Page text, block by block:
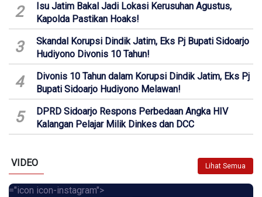
2
Isu Jatim Bakal Jadi Lokasi Kerusuhan Agustus,
Kapolda Pastikan Hoaks!
3
Skandal Korupsi Dindik Jatim, Eks Pj Bupati Sidoarjo
Hudiyono Divonis 10 Tahun!
4
Divonis 10 Tahun dalam Korupsi Dindik Jatim, Eks Pj
Bupati Sidoarjo Hudiyono Melawan!
5
DPRD Sidoarjo Respons Perbedaan Angka HIV
Kalangan Pelajar Milik Dinkes dan DCC
VIDEO Lihat Semua
="icon icon-instagram">